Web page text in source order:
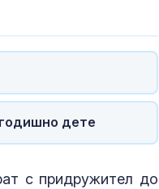
дете
с придружител до
притесняваме?
Почти половината
изключително